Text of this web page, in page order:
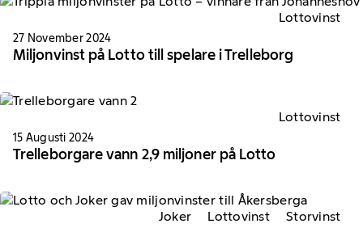
Lottovinst
27 November 2024
Miljonvinst på Lotto till spelare i Trelleborg
Lottovinst
15 Augusti 2024
Trelleborgare vann 2,9 miljoner på Lotto
Joker Lottovinst Storvinst